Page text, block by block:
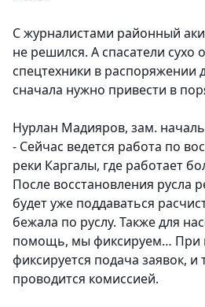
С журналистами районный
не решился. А спасатели сухо
спецтехники в распоряжении
сначала нужно привести в
Нурлан Мадияров, зам.
- Сейчас ведется работа по
реки Каргалы, где работает
После восстановления русла
будет уже поддаваться
бежала по руслу. Также для
помощь, мы фиксируем… При
фиксируется подача заявок,
проводится комиссией.